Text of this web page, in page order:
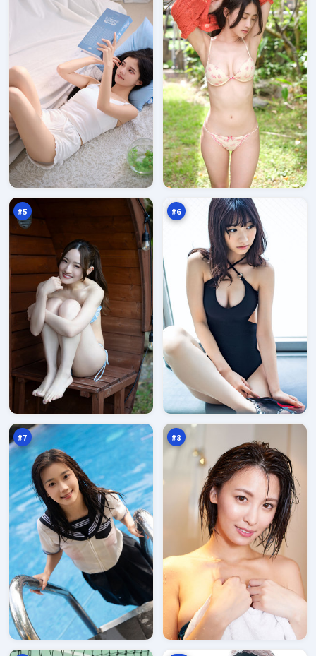
#5
逐
日
惊
魂
95
万
#6
暗
夜
风
云
94
万
#7
烈
涌万
#8
动万
热
血
任
务
93
万
南
渡
终
章
93
万